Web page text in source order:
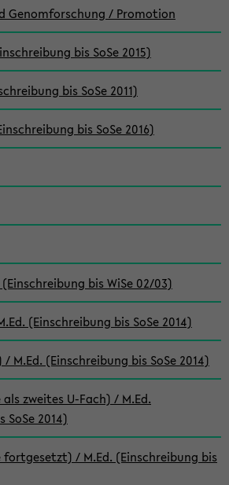
Genomforschung / Promotion
bis SoSe 2015)
bis SoSe 2011)
bis SoSe 2016)
bis WiSe 02/03)
(Einschreibung bis SoSe 2014)
/ M.Ed. (Einschreibung bis SoSe 2014)
zweites U-Fach) / M.Ed.
SoSe 2014)
fortgesetzt) / M.Ed. (Einschreibung bis